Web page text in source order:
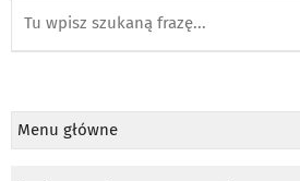
Menu główne